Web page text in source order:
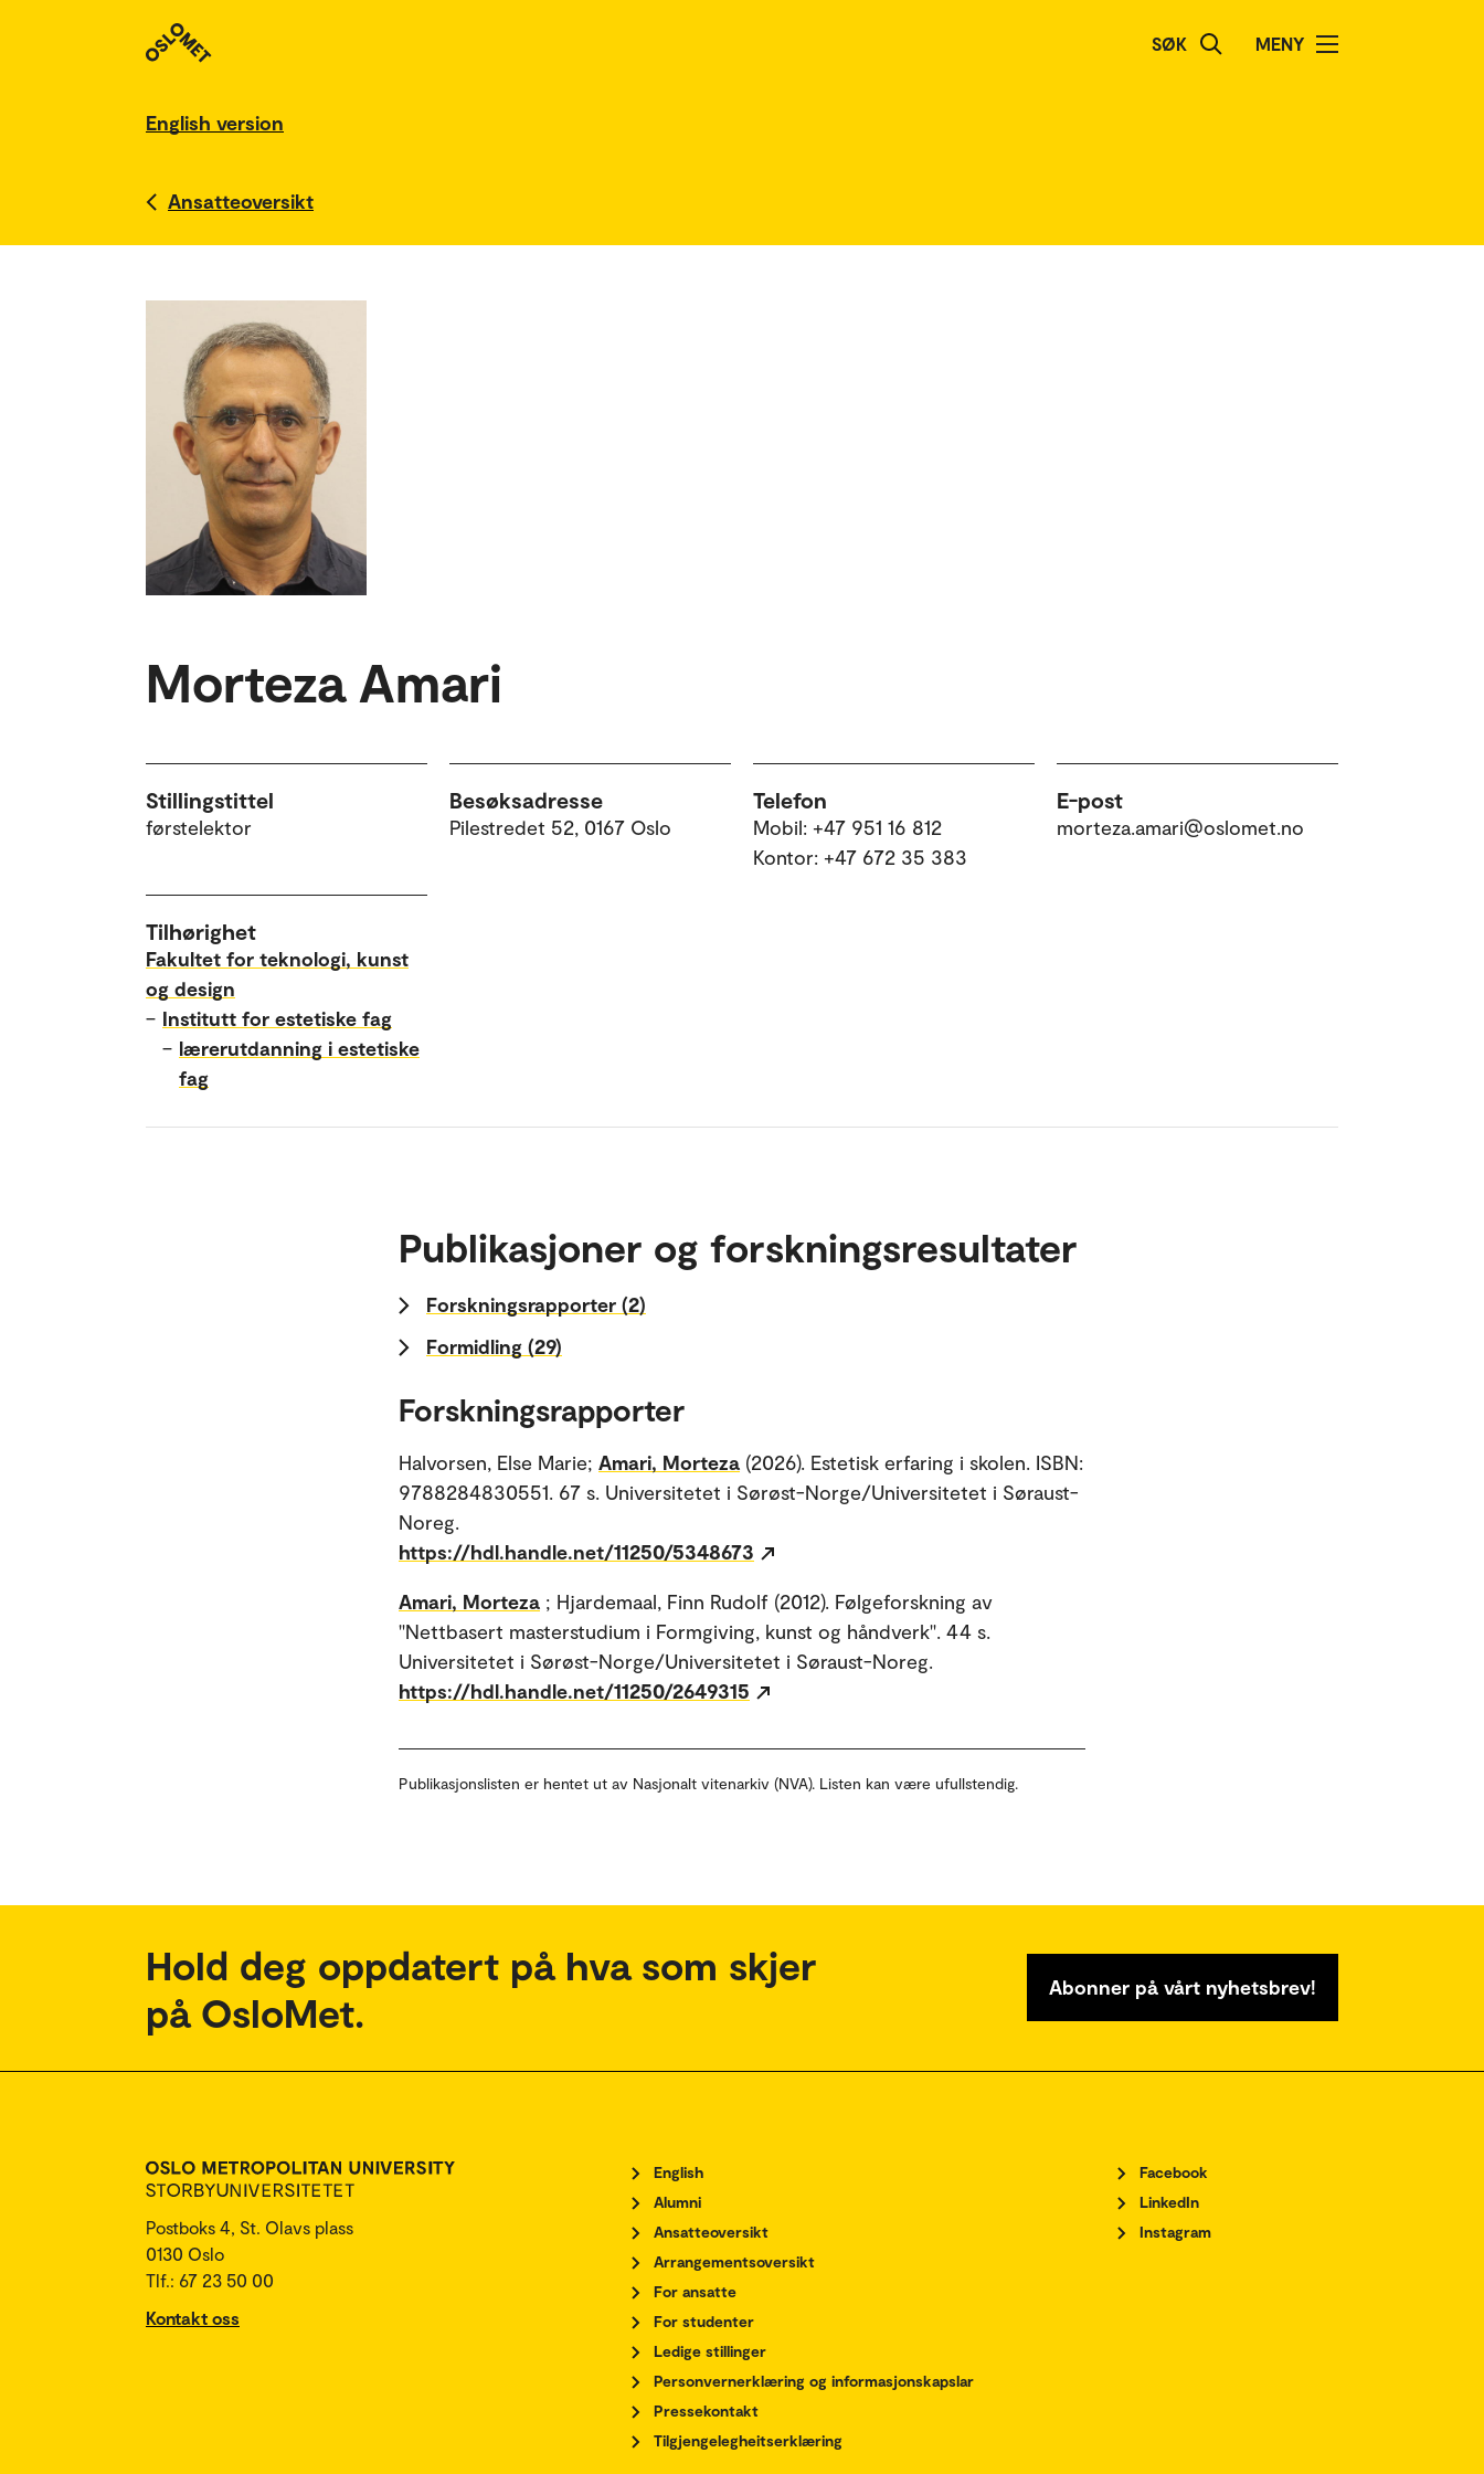
SØK MENY
English version
Ansatteoversikt
Morteza Amari
Stillingstittel
førstelektor
Besøksadresse
Pilestredet 52, 0167 Oslo
Telefon
Mobil: +47 951 16 812
Kontor: +47 672 35 383
E-post
morteza.amari@oslomet.no
Tilhørighet
Fakultet for teknologi, kunst
og design
– Institutt for estetiske fag
– lærerutdanning i estetiske
fag
Publikasjoner og forskningsresultater
Forskningsrapporter (2)
Formidling (29)
Forskningsrapporter
Halvorsen, Else Marie; Amari, Morteza (2026). Estetisk erfaring i skolen. ISBN:
9788284830551. 67 s. Universitetet i Sørøst-Norge/Universitetet i Søraust-
Noreg.
https://hdl.handle.net/11250/5348673
Amari, Morteza ; Hjardemaal, Finn Rudolf (2012). Følgeforskning av
"Nettbasert masterstudium i Formgiving, kunst og håndverk". 44 s.
Universitetet i Sørøst-Norge/Universitetet i Søraust-Noreg.
https://hdl.handle.net/11250/2649315
Publikasjonslisten er hentet ut av Nasjonalt vitenarkiv (NVA). Listen kan være ufullstendig.
Hold deg oppdatert på hva som skjer
på OsloMet.
Abonner på vårt nyhetsbrev!
Postboks 4, St. Olavs plass
0130 Oslo
Tlf.: 67 23 50 00
Kontakt oss
English
Alumni
Ansatteoversikt
Arrangementsoversikt
For ansatte
For studenter
Ledige stillinger
Personvernerklæring og informasjonskapslar
Pressekontakt
Tilgjengelegheitserklæring
Facebook
LinkedIn
Instagram